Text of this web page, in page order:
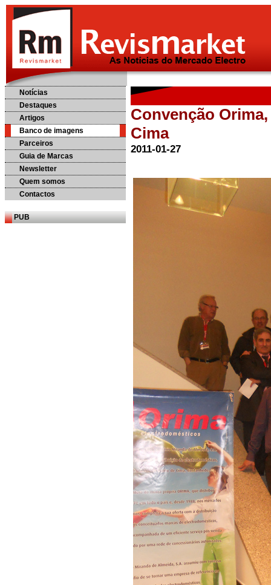
Notícias
Destaques
Artigos
Banco de imagens
Parceiros
Guia de Marcas
Newsletter
Quem somos
Contactos
PUB
Convenção
Cima
2011-01-27